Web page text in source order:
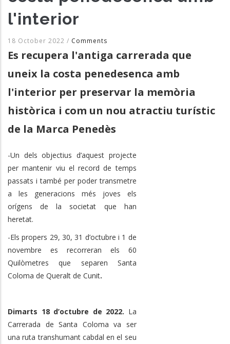
l'interior
18 October 2022 / Comments
Es recupera l'antiga carrerada que
uneix la costa penedesenca amb
l'interior per preservar la memòria
històrica i com un nou atractiu turístic
de la Marca Penedès
-Un dels objectius d’aquest projecte
per mantenir viu el record de temps
passats i també per poder transmetre
a les generacions més joves els
orígens de la societat que han
heretat.
-Els propers 29, 30, 31 d’octubre i 1 de
novembre es recorreran els 60
Quilòmetres que separen Santa
Coloma de Queralt de Cunit.
Dimarts 18 d’octubre de 2022. La
Carrerada de Santa Coloma va ser
una ruta transhumant cabdal en el seu